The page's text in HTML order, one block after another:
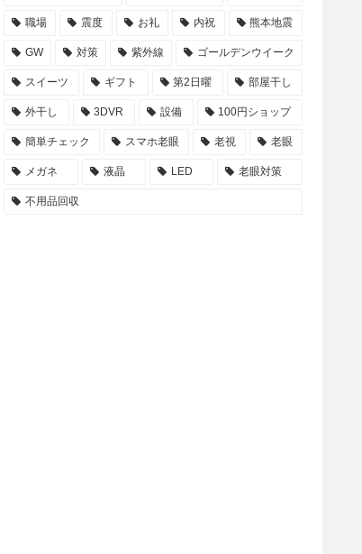
職場 震度 お礼 内祝 熊本地震
GW 対策 紫外線 ゴールデンウイーク
スイーツ ギフト 第2日曜 部屋干し
外干し 3DVR 設備 100円ショップ
簡単チェック スマホ老眼 老視 老眼
メガネ 液晶 LED 老眼対策
不用品回収